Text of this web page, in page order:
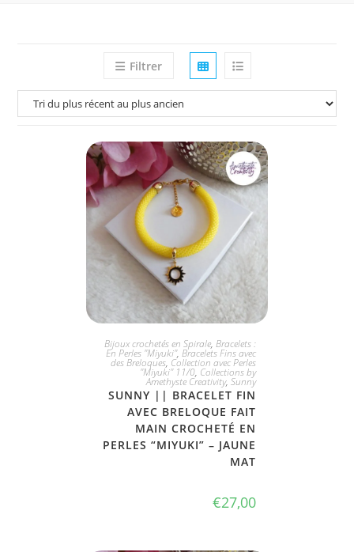
Filtrer
JE L'ADOPTE
Bijoux crochetés en Spirale, Bracelets :
En Perles "Miyuki", Bracelets Fins avec
des Breloques, Collection avec Perles
"Miyuki" 11/0, Collections by
Amethyste Creativity, Sunny
SUNNY || BRACELET FIN
AVEC BRELOQUE FAIT
MAIN CROCHETÉ EN
PERLES “MIYUKI” – JAUNE
MAT
€27,00